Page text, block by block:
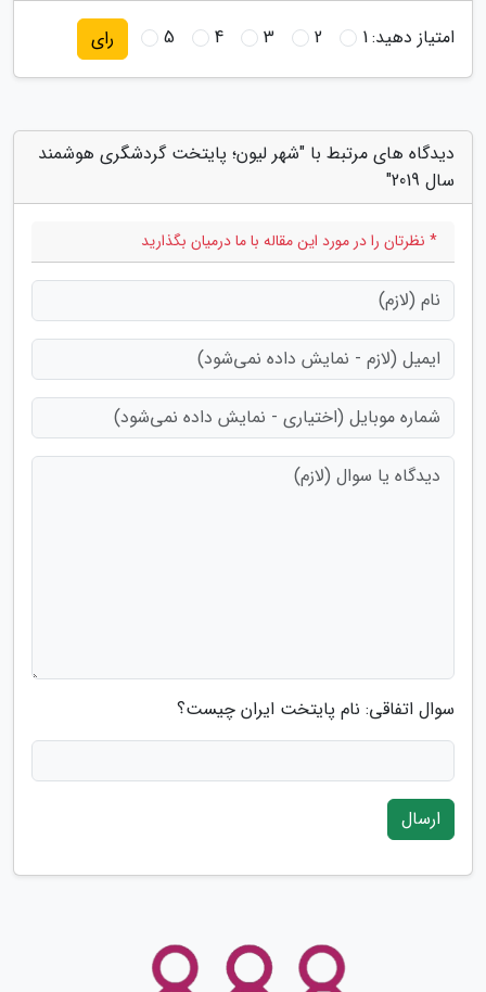
امتیاز دهید:1
2
3
4
5 رای
دیدگاه های مرتبط با "شهر لیون؛ پایتخت گردشگری هوشمند
سال 2019"
* نظرتان را در مورد این مقاله با ما درمیان بگذارید
سوال اتفاقی: نام پایتخت ایران چیست؟
ارسال